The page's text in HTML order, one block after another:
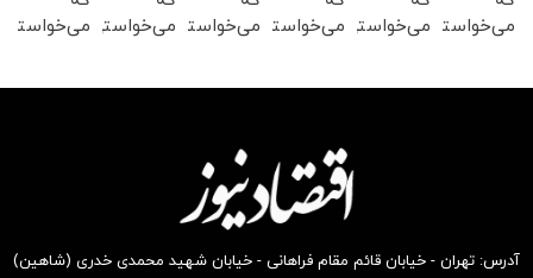
می‌خواستی می‌خواستی می‌خواستی
بخر !
می‌خواستی
بخر !
می‌خواستی می‌خواستی
آدرس: تهران - خیابان قائم مقام فراهانی - خیابان شهید محمدی خدری (شاهین)